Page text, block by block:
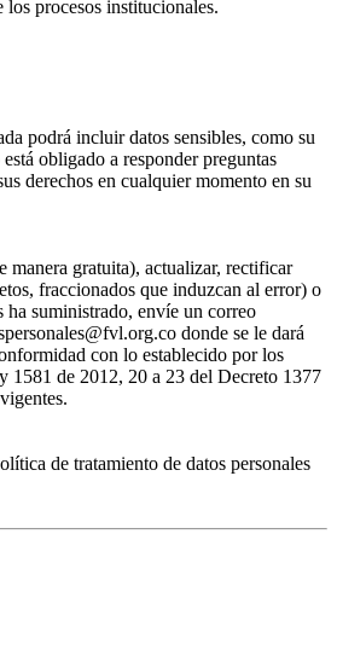
procesos institucionales.
podrá incluir datos sensibles, como su
obligado a responder preguntas
derechos en cualquier momento en su
manera gratuita), actualizar, rectificar
fraccionados que induzcan al error) o
ha suministrado, envíe un correo
donde se le dará
con lo establecido por los
1581 de 2012, 20 a 23 del Decreto 1377
de tratamiento de datos personales